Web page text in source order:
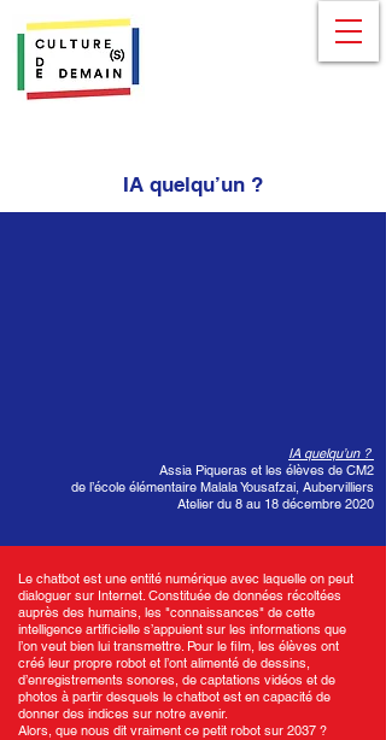
IA quelqu’un ?
IA quelqu’un ?
Assia Piqueras et les élèves de CM2
de l’école élémentaire Malala Yousafzai, Aubervilliers
Atelier du 8 au 18 décembre 2020
Le chatbot est une entité numérique avec laquelle on peut
dialoguer sur Internet. Constituée de données récoltées
auprès des humains, les "connaissances" de cette
intelligence artificielle s’appuient sur les informations que
l’on veut bien lui transmettre. Pour le film, les élèves ont
créé leur propre robot et l’ont alimenté de dessins,
d’enregistrements sonores, de captations vidéos et de
photos à partir desquels le chatbot est en capacité de
donner des indices sur notre avenir.
Alors, que nous dit vraiment ce petit robot sur 2037 ?